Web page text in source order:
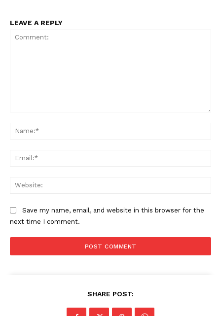
LEAVE A REPLY
Save my name, email, and website in this browser for the
next time I comment.
SHARE POST: